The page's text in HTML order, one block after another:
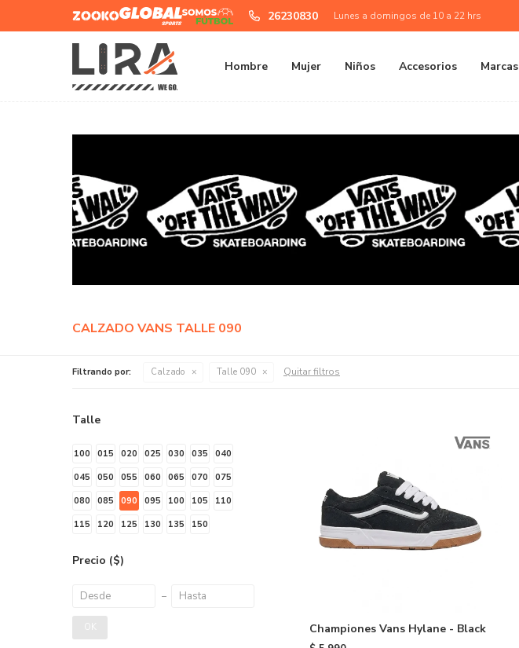
Hombre Mujer Niños Accesorios Marcas
Futbol
26230830 Lunes a domingos de 10 a 22 hrs
CALZADO VANS TALLE 090
Filtrando por: Calzado Talle 090 Quitar filtros
Championes Vans Hylane - Black
Talle
100 015 020 025 030 035
040
045
050 055 060 065 070
075
080
085 090 095 100 105
110
115
120 125 130 135 150
Precio ($)
OK